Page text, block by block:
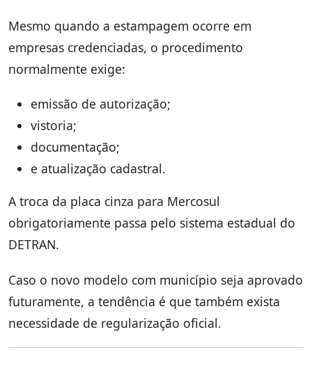
Mesmo quando a estampagem ocorre em
empresas credenciadas, o procedimento
normalmente exige:
emissão de autorização;
vistoria;
documentação;
e atualização cadastral.
A troca da placa cinza para Mercosul
obrigatoriamente passa pelo sistema estadual do
DETRAN.
Caso o novo modelo com município seja aprovado
futuramente, a tendência é que também exista
necessidade de regularização oficial.